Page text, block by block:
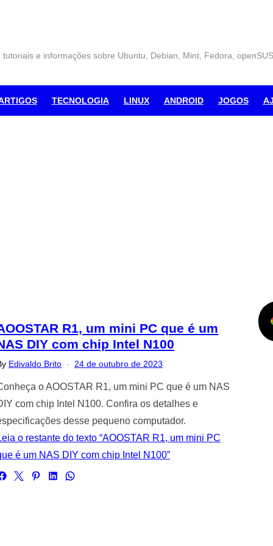
e informações sobre Ubuntu, Debian, Mint, Fedora,
TECNOLOGIA LINUX ANDROID JOGOS
R1, um mini PC que é um
DIY com chip Intel N100
Edivaldo Brito
Posted
24 de outubro de 2023
o AOOSTAR R1, um mini PC que é um NAS
com chip Intel N100. Confira os detalhes e
desse pequeno computador.
o restante do texto “AOOSTAR R1, um mini PC
é um NAS DIY com chip Intel N100”